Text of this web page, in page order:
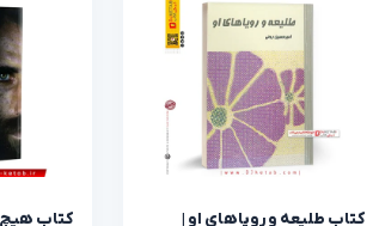
کتاب طلیعه و رویاهای او |
کتاب